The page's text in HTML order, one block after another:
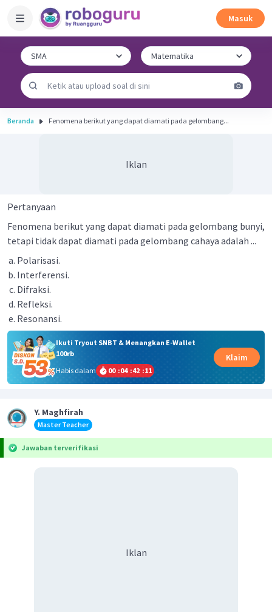
Masuk
Beranda Fenomena berikut yang dapat diamati pada gelombang...
Iklan
Pertanyaan
Fenomena berikut yang dapat diamati pada gelombang bunyi,
tetapi tidak dapat diamati pada gelombang cahaya adalah ...
Polarisasi.
Interferensi.
Difraksi.
Refleksi.
Resonansi.
Ikuti Tryout SNBT & Menangkan E-Wallet
100rb
Habis dalam
00 :04 :42 :10
Klaim
Y. Maghfirah
Master Teacher
Jawaban terverifikasi
Iklan